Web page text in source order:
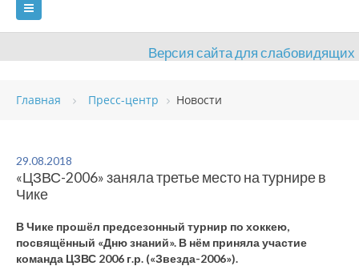
Версия сайта для слабовидящих
ГЛАВНАЯ
ВИДЫ СПОРТА
ОБЪЕКТЫ
ОЦЕНКА КАЧЕСТВА ОБРАЗОВАНИЯ ВАКАНСИИ
ПЛАТНЫЕ УСЛУГИ КОНТАКТЫ
Главная Пресс-центр Новости
29.08.2018
«ЦЗВС-2006» заняла третье место на турнире в
Чике
В Чике прошёл предсезонный турнир по хоккею,
посвящённый «Дню знаний». В нём приняла участие
команда ЦЗВС 2006 г.р. («Звезда-2006»).